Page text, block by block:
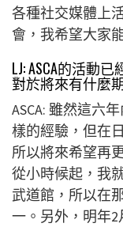
各種社交媒體上
會，我希望大家
LJ: ASCA的活動
對於將來有什麼
ASCA: 雖然這六
樣的經驗，但在
所以將來希望再
從小時候起，我
武道館，所以在
一。另外，明年2